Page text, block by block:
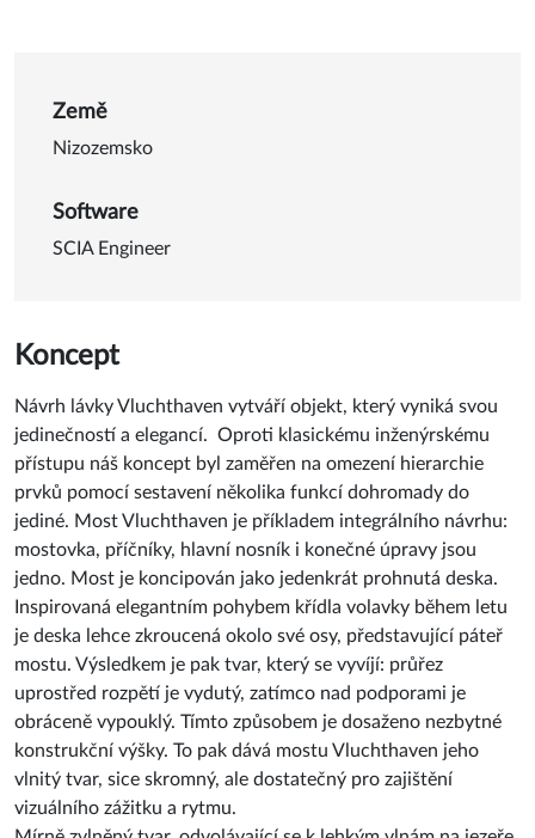
Detail o “Vluchthaven”
Země
Nizozemsko
Software
SCIA Engineer
Koncept
Návrh lávky Vluchthaven vytváří objekt, který vyniká svou
jedinečností a elegancí. Oproti klasickému inženýrskému
přístupu náš koncept byl zaměřen na omezení hierarchie
prvků pomocí sestavení několika funkcí dohromady do
jediné. Most Vluchthaven je příkladem integrálního návrhu:
mostovka, příčníky, hlavní nosník i konečné úpravy jsou
jedno. Most je koncipován jako jedenkrát prohnutá deska.
Inspirovaná elegantním pohybem křídla volavky během letu
je deska lehce zkroucená okolo své osy, představující páteř
mostu. Výsledkem je pak tvar, který se vyvíjí: průřez
uprostřed rozpětí je vydutý, zatímco nad podporami je
obráceně vypouklý. Tímto způsobem je dosaženo nezbytné
konstrukční výšky. To pak dává mostu Vluchthaven jeho
vlnitý tvar, sice skromný, ale dostatečný pro zajištění
vizuálního zážitku a rytmu.